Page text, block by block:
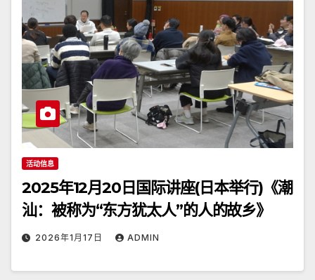
活动信息
2025年12月20日国际讲座(日本举行)《潮
汕：被称为“东方犹太人”的人的故乡》
2026年1月17日 ADMIN